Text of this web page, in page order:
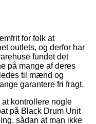
for folk at
outlets, og derfor har
fundet det
på mange af deres
til mænd og
garantere fri fragt.
kontrollere nogle
på Black Drum Unit
sådan at man ikke